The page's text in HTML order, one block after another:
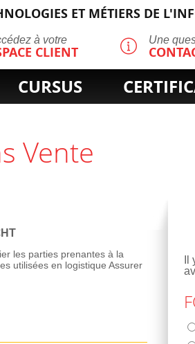
ET MÉTIERS DE
à votre
CLIENT
Une
CURSUS
Vente
les parties prenantes à la
utilisées en logistique Assurer